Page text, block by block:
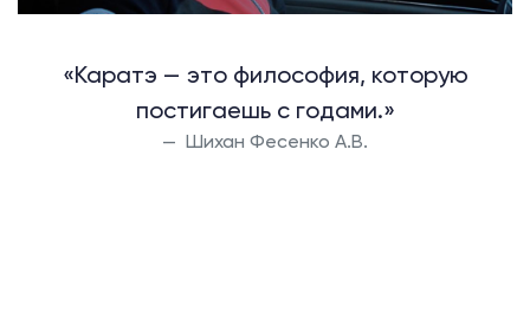
«Каратэ — это философия, которую
постигаешь с годами.»
Шихан Фесенко А.В.